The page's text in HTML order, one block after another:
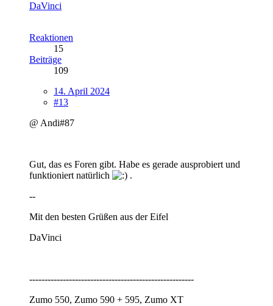
DaVinci
Reaktionen
15
Beiträge
109
14. April 2024
#13
@ Andi#87
Gut, das es Foren gibt. Habe es gerade ausprobiert und
funktioniert natürlich
.
--
Mit den besten Grüßen aus der Eifel
DaVinci
------------------------------------------------------
Zumo 550, Zumo 590 + 595, Zumo XT